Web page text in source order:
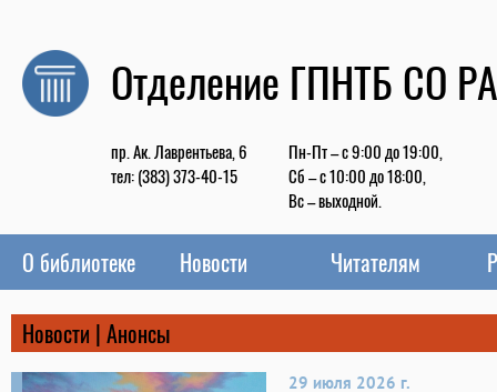
Отделение ГПНТБ СО
пр. Ак. Лаврентьева, 6
тел: (383) 373-40-15
Пн-Пт – с 9:00 до 19:00,
Сб – с 10:00 до 18:00,
Вс – выходной.
О библиотеке Новости Читателям
Новости | Анонсы
29 июля 2026 г.